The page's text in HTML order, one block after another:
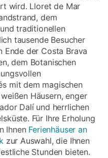
wird. Lloret de Mar
dem
traditionellen
tausende Besucher
Ende der Costa Brava
dem Botanischen
mit dem magischen
Häusern, enger
Dalí und herrlichen
Für Ihre Erholung
Ihnen Ferienhäuser an
zur Auswahl, die Ihnen
Stunden bieten.